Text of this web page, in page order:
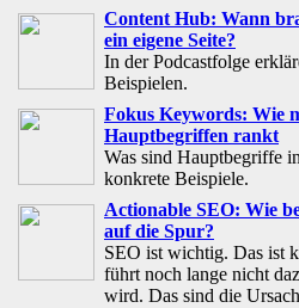
Content Hub: Wann
ein eigene Seite?
In der Podcastfolge
Beispielen.
Fokus Keywords: Wie
Hauptbegriffen rankt
Was sind Hauptbegriffe
konkrete Beispiele.
Actionable SEO: Wie
auf die Spur?
SEO ist wichtig. Das ist
führt noch lange nicht
wird. Das sind die